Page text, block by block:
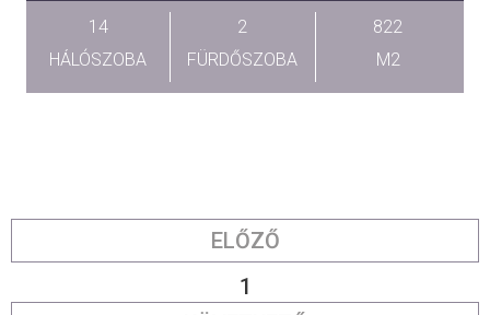
14
HÁLÓSZOBA
2
FÜRDŐSZOBA
822
M2
ELŐZŐ
1